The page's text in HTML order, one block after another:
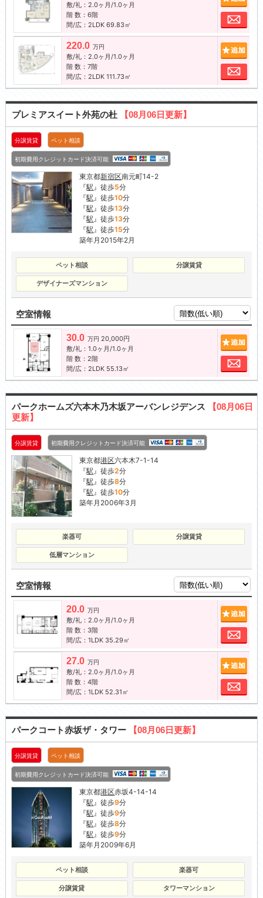
敷/礼：2.0ヶ月/1.0ヶ月
階 数：6階
間/広：2LDK 69.83㎡
お
220.0 万円
敷/礼：2.0ヶ月/1.0ヶ月
階 数：7階
間/広：2LDK 111.73㎡
お
プレミアスイート外苑の杜 【08月06日更新】
分譲賃貸 ペット相談
初期費用クレジットカード決済可能
東京都新宿区南元町14-2
『駅』徒歩5分
『駅』徒歩10分
『駅』徒歩13分
『駅』徒歩13分
『駅』徒歩15分
築年月2015年2月
ペット相談 分譲賃貸
デザイナーズマンション
空室情報
30.0 万円 20,000円
敷/礼：1.0ヶ月/1.0ヶ月
階 数：2階
間/広：2LDK 55.13㎡
お
パークホームズ六本木乃木坂アーバンレジデンス
【08月06日
更新】
分譲賃貸 初期費用クレジットカード決済可能
東京都港区六本木7-1-14
『駅』徒歩2分
『駅』徒歩8分
『駅』徒歩10分
築年月2006年3月
楽器可 分譲賃貸
低層マンション
空室情報
20.0 万円
敷/礼：2.0ヶ月/1.0ヶ月
階 数：3階
間/広：1LDK 35.29㎡
お
27.0 万円
敷/礼：2.0ヶ月/1.0ヶ月
階 数：4階
間/広：1LDK 52.31㎡
お
パークコート赤坂ザ・タワー 【08月06日更新】
分譲賃貸 ペット相談
初期費用クレジットカード決済可能
東京都港区赤坂4-14-14
『駅 』徒歩9分
『駅 』徒歩9分
『駅 』徒歩8分
『駅 』徒歩9分
築年月2009年6月
ペット相談 楽器可
分譲賃貸 タワーマンション